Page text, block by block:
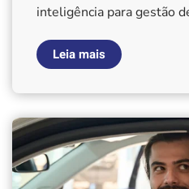
inteligência para gestão
Leia mais